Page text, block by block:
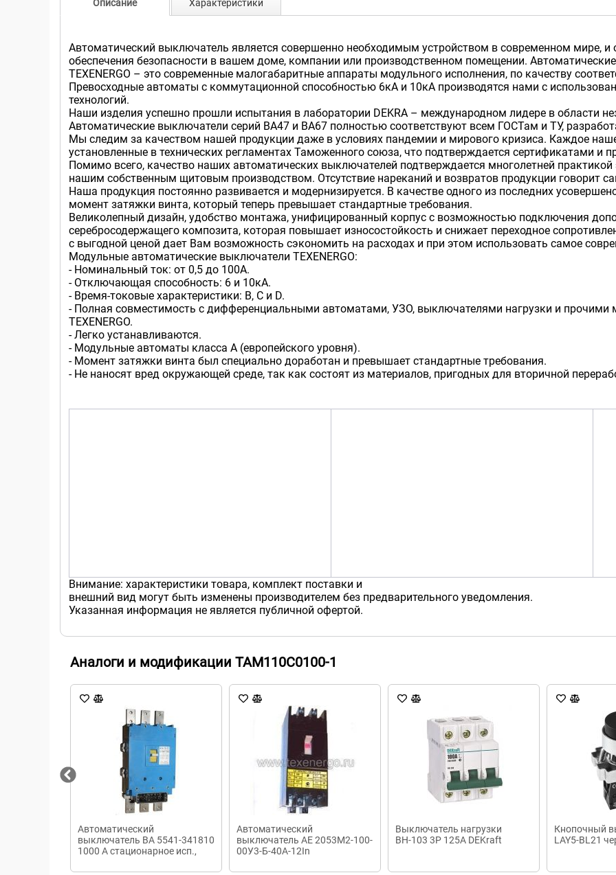
Описание Характеристики
Автоматический выключатель является совершенно необходимым устройством в современном мире,
обеспечения безопасности в вашем доме, компании или производственном помещении.
TEXENERGO – это современные малогабаритные аппараты модульного исполнения, по качеству
Превосходные автоматы с коммутационной способностью 6кА и 10кА производятся нами с
технологий.
Наши изделия успешно прошли испытания в лаборатории DEKRA – международном лидере в области
Автоматические выключатели серий ВА47 и ВА67 полностью соответствуют всем ГОСТам и ТУ,
Мы следим за качеством нашей продукции даже в условиях пандемии и мирового кризиса. Каждое
установленные в технических регламентах Таможенного союза, что подтверждается сертификатами и
Помимо всего, качество наших автоматических выключателей подтверждается многолетней
нашим собственным щитовым производством. Отсутствие нареканий и возвратов продукции говорит
Наша продукция постоянно развивается и модернизируется. В качестве одного из последних
момент затяжки винта, который теперь превышает стандартные требования.
Великолепный дизайн, удобство монтажа, унифицированный корпус с возможностью подключения
серебросодержащего композита, которая повышает износостойкость и снижает переходное
с выгодной ценой дает Вам возможность сэкономить на расходах и при этом использовать самое
Модульные автоматические выключатели TEXENERGO:
- Номинальный ток: от 0,5 до 100А.
- Отключающая способность: 6 и 10кА.
- Время-токовые характеристики: B, C и D.
- Полная совместимость с дифференциальными автоматами, УЗО, выключателями нагрузки и прочими
TEXENERGO.
- Легко устанавливаются.
- Модульные автоматы класса А (европейского уровня).
- Момент затяжки винта был специально доработан и превышает стандартные требования.
- Не наносят вред окружающей среде, так как состоят из материалов, пригодных для вторичной
Внимание: характеристики товара, комплект поставки и
внешний вид могут быть изменены производителем без предварительного уведомления.
Указанная информация не является публичной офертой.
Аналоги и модификации TAM110C0100-1
Автоматический
выключатель ВА 5541-341810
1000 А стационарное исп.,
Автоматический
выключатель AE 2053M2-100-
00У3-Б-40А-12In
Выключатель нагрузки
ВН-103 3P 125А DEKraft
Кнопочный
LAY5-BL21